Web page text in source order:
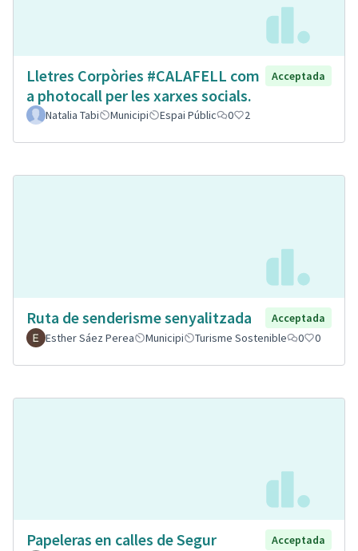
Lletres Corpòries #CALAFELL com
a photocall per les xarxes socials.
Acceptada
Natalia Tabi Municipi Espai Públic 0 2
Ruta de senderisme senyalitzada
Acceptada
Esther Sáez Perea
Municipi Turisme Sostenible 0 0
Papeleras en calles de Segur
Acceptada